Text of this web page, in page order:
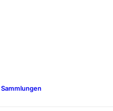
Sammlungen